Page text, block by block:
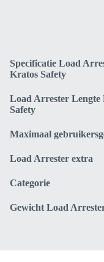
Specificatie Load
Kratos Safety
Load Arrester Lengte
Safety
Maximaal
Load Arrester extra
Categorie
Gewicht Load